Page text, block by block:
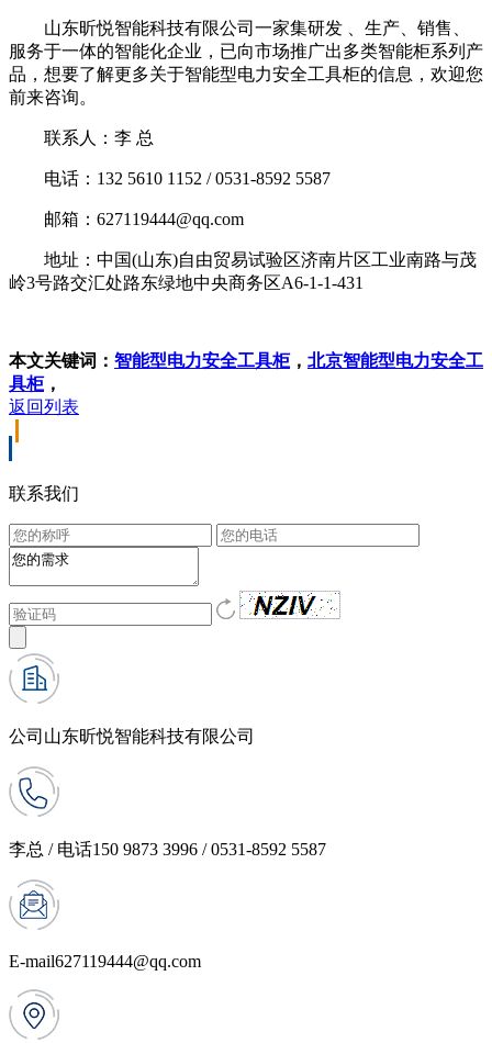
山东昕悦智能科技有限公司一家集研发 、生产、销售、
服务于一体的智能化企业，已向市场推广出多类智能柜系列产
品，想要了解更多关于智能型电力安全工具柜的信息，欢迎您
前来咨询。
联系人：李 总
电话：132 5610 1152 / 0531-8592 5587
邮箱：627119444@qq.com
地址：中国(山东)自由贸易试验区济南片区工业南路与茂
岭3号路交汇处路东绿地中央商务区A6-1-1-431
本文关键词： 智能型电力安全工具柜， 北京智能型电力安全工
具柜，
返回列表
联系我们
公司 山东昕悦智能科技有限公司
李总 / 电话150 9873 3996 / 0531-8592 5587
E-mail627119444@qq.com